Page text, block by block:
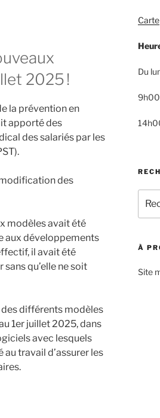
2025 !
la prévention en
apporté des
des salariés par les
des
modèles avait été
aux développements
il avait été
qu’elle ne soit
des différents modèles
1er juillet 2025, dans
avec lesquels
travail d’assurer les
Carte
Du
pour
:
À
Site